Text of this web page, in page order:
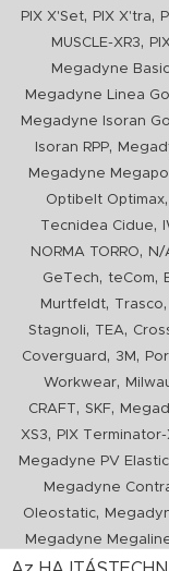
PIX X'Set, PIX X'tra,
MUSCLE-XR3,
Megadyne Basic
Megadyne Linea
Megadyne Isoran
Isoran RPP,
Megadyne
Optibelt Optimax,
Tecnidea Cidue,
NORMA TORRO, N/
GeTech, teCom,
Murtfeldt, Trasco,
Stagnoli, TEA,
Coverguard , 3M ,
Workwear,
CRAFT, SKF,
XS3, PIX Terminator-
Megadyne PV Elastic
Megadyne
Oleostatic,
Megadyne
Pull, PIX X'Ceed,